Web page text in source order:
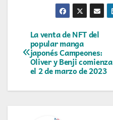
Navegación
de
entradas
La venta de NFT del
popular manga
japonés Campeones:
Oliver y Benji comienza
el 2 de marzo de 2023